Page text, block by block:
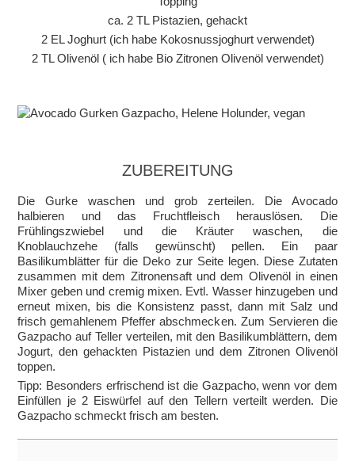
ca. 2 TL Pistazien, gehackt
2 EL Joghurt (ich habe Kokosnussjoghurt verwendet)
2 TL Olivenöl ( ich habe Bio Zitronen Olivenöl verwendet)
ZUBEREITUNG
Die Gurke waschen und grob zerteilen. Die Avocado
halbieren und das Fruchtfleisch herauslösen. Die
Frühlingszwiebel und die Kräuter waschen, die
Knoblauchzehe (falls gewünscht) pellen. Ein paar
Basilikumblätter für die Deko zur Seite legen. Diese Zutaten
zusammen mit dem Zitronensaft und dem Olivenöl in einen
Mixer geben und cremig mixen. Evtl. Wasser hinzugeben und
erneut mixen, bis die Konsistenz passt, dann mit Salz und
frisch gemahlenem Pfeffer abschmecken. Zum Servieren die
Gazpacho auf Teller verteilen, mit den Basilikumblättern, dem
Jogurt, den gehackten Pistazien und dem Zitronen Olivenöl
toppen.
Tipp: Besonders erfrischend ist die Gazpacho, wenn vor dem
Einfüllen je 2 Eiswürfel auf den Tellern verteilt werden. Die
Gazpacho schmeckt frisch am besten.